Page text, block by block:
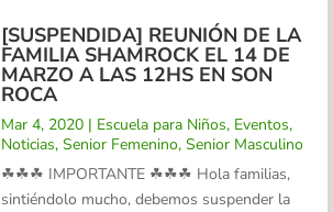
[SUSPENDIDA] REUNIÓN DE LA
FAMILIA SHAMROCK EL 14 DE
MARZO A LAS 12HS EN SON
ROCA
Mar 4, 2020| Escuela para Niños, Eventos,
Noticias, Senior Femenino, Senior Masculino
☘☘☘ IMPORTANTE ☘☘☘ Hola familias,
sintiéndolo mucho, debemos suspender la